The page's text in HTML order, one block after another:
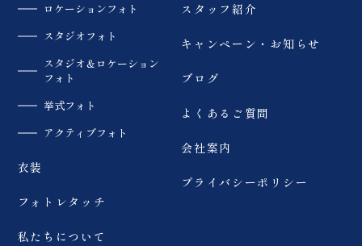
ロケーションフォト
スタジオフォト
スタジオ＆ロケーション
フォト
挙式フォト
アクティブフォト
衣装
フォトレタッチ
私たちについて
スタッフ紹介
キャンペーン・お知らせ
ブログ
よくあるご質問
会社案内
プライバシーポリシー